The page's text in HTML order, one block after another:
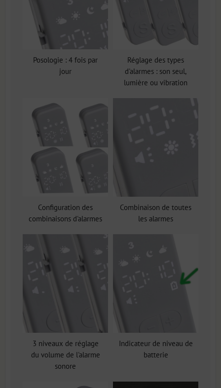
Posologie : 4 fois par
jour
Réglage des types
d'alarmes : son seul,
lumière ou vibration
Configuration des
combinaisons d'alarmes
Combinaison de toutes
les alarmes
3 niveaux de réglage
du volume de l'alarme
sonore
Indicateur de niveau de
batterie